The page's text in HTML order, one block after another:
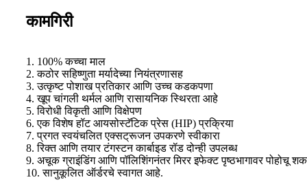
कामगिरी
1. 100% कच्चा माल
2. कठोर सहिष्णुता मर्यादेच्या नियंत्रणासह
3. उत्कृष्ट पोशाख प्रतिकार आणि उच्च कडकपणा
4. खूप चांगली थर्मल आणि रासायनिक स्थिरता आहे
5. विरोधी विकृती आणि विक्षेपण
6. एक विशेष हॉट आयसोस्टॅटिक प्रेस (HIP) प्रक्रिया
7. प्रगत स्वयंचलित एक्सट्रूजन उपकरणे स्वीकारा
8. रिक्त आणि तयार टंगस्टन कार्बाइड रॉड दोन्ही उपलब्ध
9. अचूक ग्राइंडिंग आणि पॉलिशिंगनंतर मिरर इफेक्ट पृष्ठभागावर पोहोचू
10. सानुकूलित ऑर्डरचे स्वागत आहे.